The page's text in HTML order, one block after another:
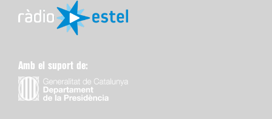
Amb el suport de: